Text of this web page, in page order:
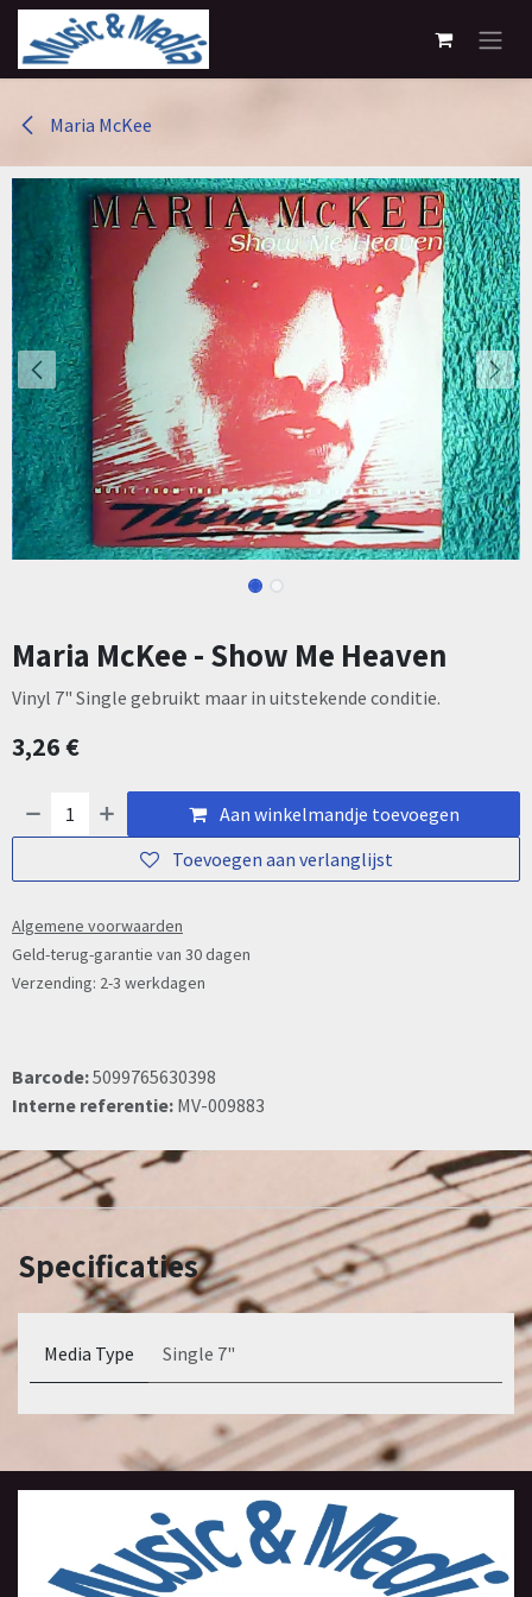
Overslaan naar inhoud
Maria McKee
Maria McKee - Show Me Heaven
Vinyl 7" Single gebruikt maar in uitstekende conditie.
3,26€
Aan winkelmandje toevoegen
Toevoegen aan verlanglijst
Algemene voorwaarden
Geld-terug-garantie van 30 dagen
Verzending: 2-3 werkdagen
Barcode:5099765630398
Interne referentie: MV-009883
Specificaties
Media Type Single 7"